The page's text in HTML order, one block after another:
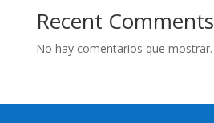
Recent Comments
No hay comentarios que mostrar.